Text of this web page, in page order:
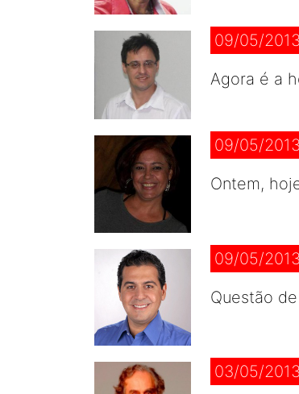
09/05/2013
Agora é a
09/05/2013
Ontem,
09/05/2013
Questão
03/05/2013